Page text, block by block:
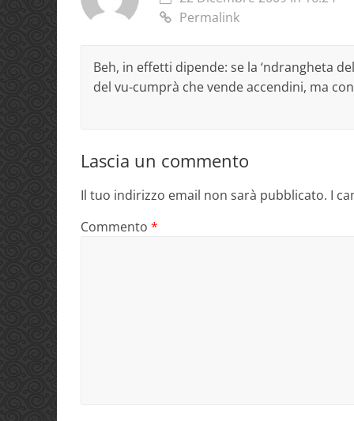
Permalink
Beh, in effetti dipende: se la ‘ndrangheta
del vu-cumprà che vende accendini, ma
Lascia un commento
Il tuo indirizzo email non sarà pubblicato. I
Commento *